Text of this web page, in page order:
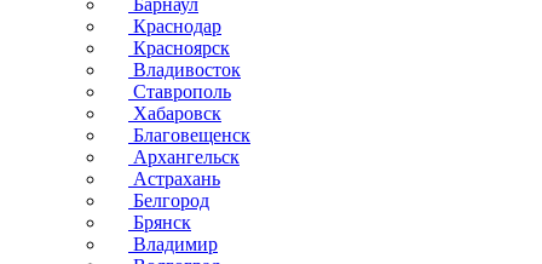
Барнаул
Краснодар
Красноярск
Владивосток
Ставрополь
Хабаровск
Благовещенск
Архангельск
Астрахань
Белгород
Брянск
Владимир